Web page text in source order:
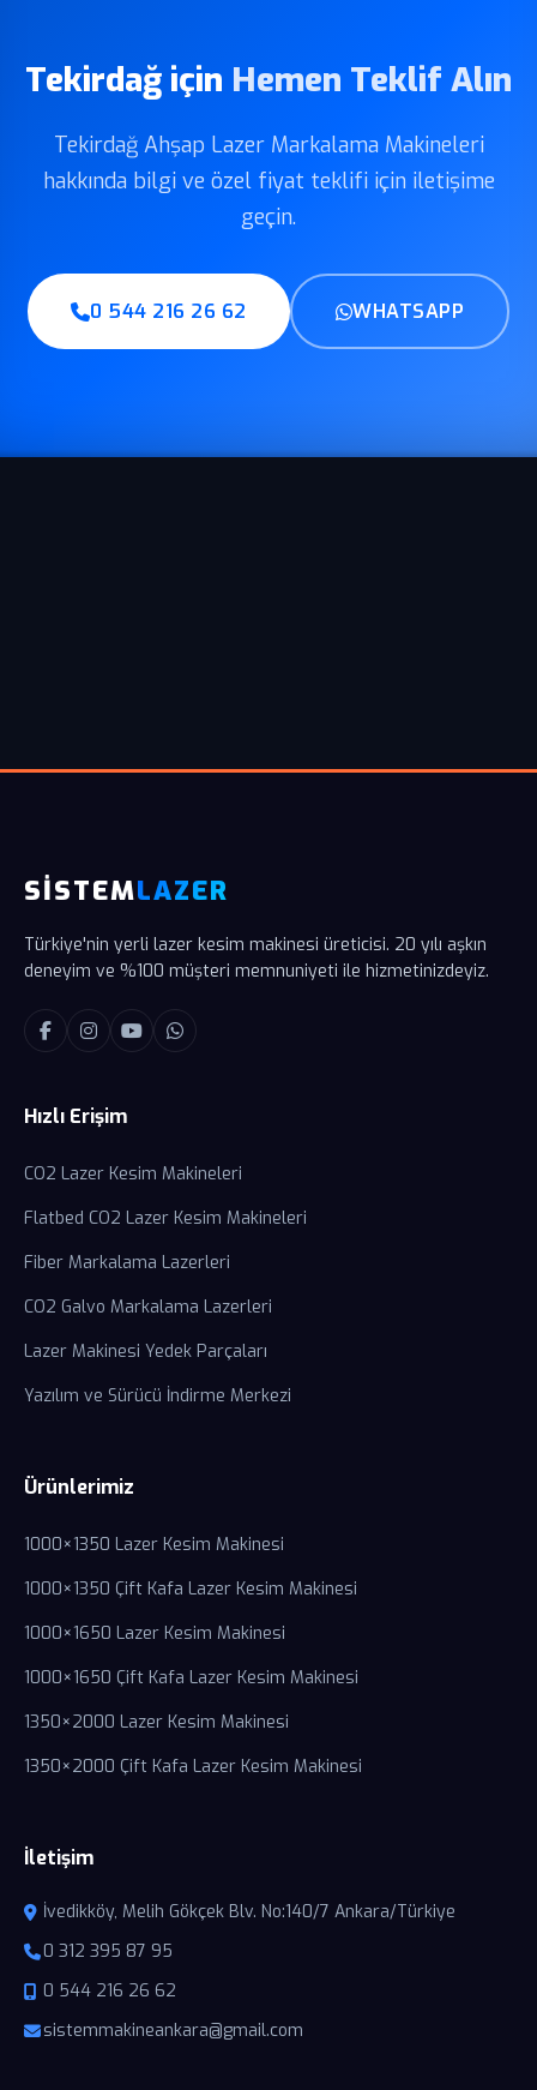
Tekirdağ için Hemen Teklif Alın
Tekirdağ Ahşap Lazer Markalama Makineleri
hakkında bilgi ve özel fiyat teklifi için iletişime
geçin.
0 544 216 26 62 WHATSAPP
SİSTEMLAZER
Türkiye'nin yerli lazer kesim makinesi üreticisi. 20 yılı aşkın
deneyim ve %100 müşteri memnuniyeti ile hizmetinizdeyiz.
Hızlı Erişim
CO2 Lazer Kesim Makineleri
Flatbed CO2 Lazer Kesim Makineleri
Fiber Markalama Lazerleri
CO2 Galvo Markalama Lazerleri
Lazer Makinesi Yedek Parçaları
Yazılım ve Sürücü İndirme Merkezi
Ürünlerimiz
1000×1350 Lazer Kesim Makinesi
1000×1350 Çift Kafa Lazer Kesim Makinesi
1000×1650 Lazer Kesim Makinesi
1000×1650 Çift Kafa Lazer Kesim Makinesi
1350×2000 Lazer Kesim Makinesi
1350×2000 Çift Kafa Lazer Kesim Makinesi
İletişim
İvedikköy, Melih Gökçek Blv. No:140/7 Ankara/Türkiye
0 312 395 87 95
0 544 216 26 62
sistemmakineankara@gmail.com